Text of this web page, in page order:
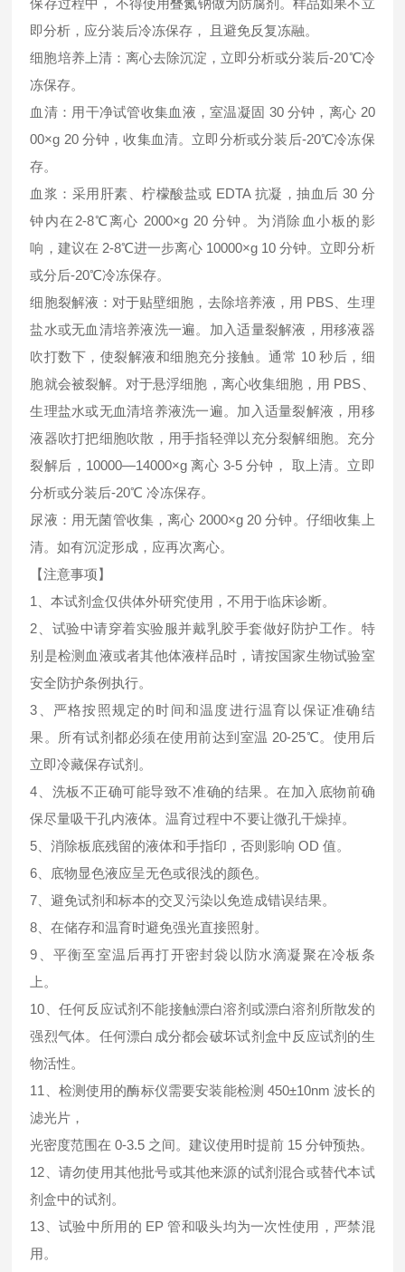
保存过程中， 不得使用叠氮钠做为防腐剂。样品如果不立
即分析，应分装后冷冻保存， 且避免反复冻融。
细胞培养上清：离心去除沉淀，立即分析或分装后-20℃冷
冻保存。
血清：用干净试管收集血液，室温凝固 30 分钟，离心 20
00×g 20 分钟，收集血清。立即分析或分装后-20℃冷冻保
存。
血浆：采用肝素、柠檬酸盐或 EDTA 抗凝，抽血后 30 分
钟内在2-8℃离心 2000×g 20 分钟。为消除血小板的影
响，建议在 2-8℃进一步离心 10000×g 10 分钟。立即分析
或分后-20℃冷冻保存。
细胞裂解液：对于贴壁细胞，去除培养液，用 PBS、生理
盐水或无血清培养液洗一遍。加入适量裂解液，用移液器
吹打数下，使裂解液和细胞充分接触。通常 10 秒后，细
胞就会被裂解。对于悬浮细胞，离心收集细胞，用 PBS、
生理盐水或无血清培养液洗一遍。加入适量裂解液，用移
液器吹打把细胞吹散，用手指轻弹以充分裂解细胞。充分
裂解后，10000—14000×g 离心 3-5 分钟， 取上清。立即
分析或分装后-20℃ 冷冻保存。
尿液：用无菌管收集，离心 2000×g 20 分钟。仔细收集上
清。如有沉淀形成，应再次离心。
【注意事项】
1、本试剂盒仅供体外研究使用，不用于临床诊断。
2、试验中请穿着实验服并戴乳胶手套做好防护工作。特
别是检测血液或者其他体液样品时，请按国家生物试验室
安全防护条例执行。
3、严格按照规定的时间和温度进行温育以保证准确结
果。所有试剂都必须在使用前达到室温 20-25℃。使用后
立即冷藏保存试剂。
4、洗板不正确可能导致不准确的结果。在加入底物前确
保尽量吸干孔内液体。温育过程中不要让微孔干燥掉。
5、消除板底残留的液体和手指印，否则影响 OD 值。
6、底物显色液应呈无色或很浅的颜色。
7、避免试剂和标本的交叉污染以免造成错误结果。
8、在储存和温育时避免强光直接照射。
9、平衡至室温后再打开密封袋以防水滴凝聚在冷板条
上。
10、任何反应试剂不能接触漂白溶剂或漂白溶剂所散发的
强烈气体。任何漂白成分都会破坏试剂盒中反应试剂的生
物活性。
11、检测使用的酶标仪需要安装能检测 450±10nm 波长的
滤光片，
光密度范围在 0-3.5 之间。建议使用时提前 15 分钟预热。
12、请勿使用其他批号或其他来源的试剂混合或替代本试
剂盒中的试剂。
13、试验中所用的 EP 管和吸头均为一次性使用，严禁混
用。